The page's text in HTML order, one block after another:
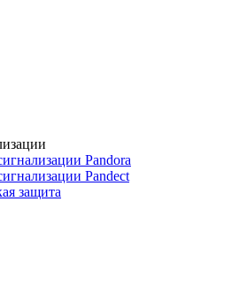
Pandora
Pandect
защита